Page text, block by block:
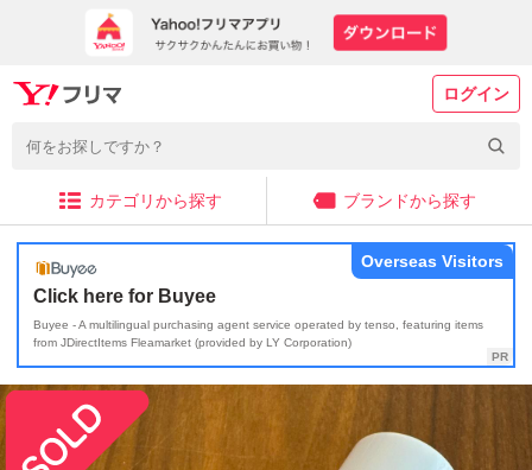
ログイン
カテゴリから探す ブランドから探す
Click here for Buyee
Buyee - A multilingual purchasing agent service operated by tenso, featuring items
from JDirectItems Fleamarket (provided by LY Corporation)
Overseas Visitors